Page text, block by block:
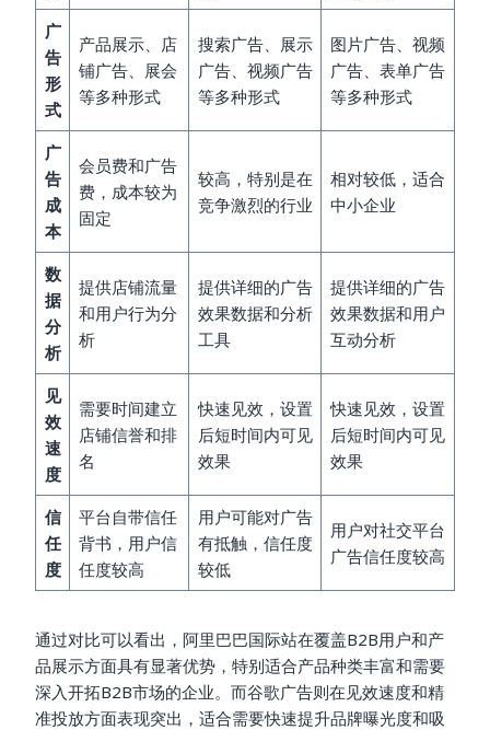
广
告
形
式
产品展示、店
铺广告、展会
等多种形式
搜索广告、展示
广告、视频广告
等多种形式
图片广告、视频
广告、表单广告
等多种形式
广
告
成
本
会员费和广告
费，成本较为
固定
较高，特别是在
竞争激烈的行业
相对较低，适合
中小企业
数
据
分
析
提供店铺流量
和用户行为分
析
提供详细的广告
效果数据和分析
工具
提供详细的广告
效果数据和用户
互动分析
见
效
速
度
需要时间建立
店铺信誉和排
名
快速见效，设置
后短时间内可见
效果
快速见效，设置
后短时间内可见
效果
信
任
度
平台自带信任
背书，用户信
任度较高
用户可能对广告
有抵触，信任度
较低
用户对社交平台
广告信任度较高
通过对比可以看出，阿里巴巴国际站在覆盖B2B用户和产
品展示方面具有显著优势，特别适合产品种类丰富和需要
深入开拓B2B市场的企业。而谷歌广告则在见效速度和精
准投放方面表现突出，适合需要快速提升品牌曝光度和吸